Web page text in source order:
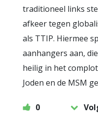
traditioneel links
afkeer tegen
als TTIP. Hiermee
aanhangers aan,
heilig in het
Joden en de MSM
0